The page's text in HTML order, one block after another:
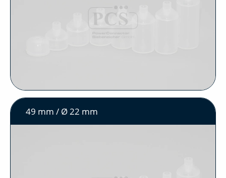
49 mm / Ø 22 mm